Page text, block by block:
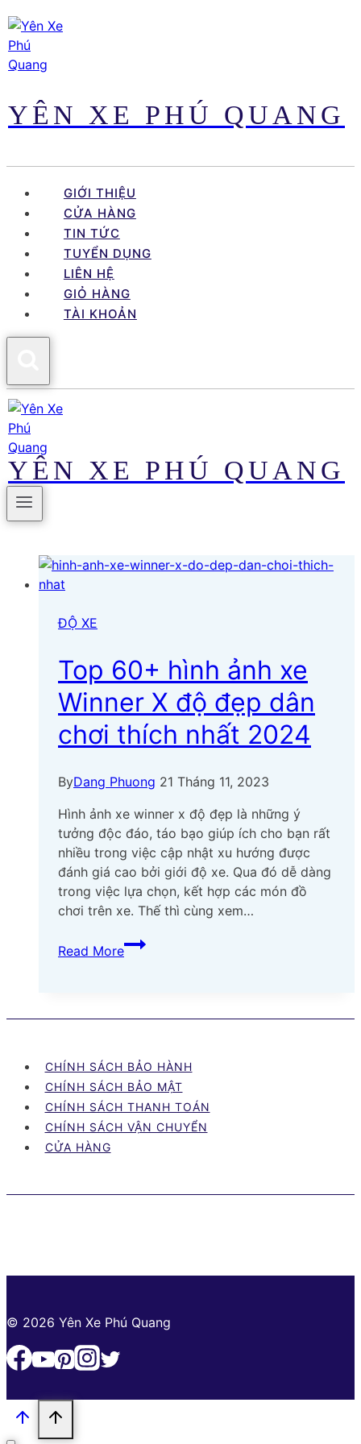
Skip
content
YÊN XE PHÚ QUANG
GIỚI THIỆU
CỬA HÀNG
TIN TỨC
TUYỂN DỤNG
LIÊN HỆ
GIỎ HÀNG
TÀI KHOẢN
YÊN XE PHÚ QUANG
ĐỘ XE
Top 60+ hình ảnh xe
Winner X độ đẹp dân
chơi thích nhất 2024
ByDang Phuong 21 Tháng 11, 2023
Hình ảnh xe winner x độ đẹp là những ý
tưởng độc đáo, táo bạo giúp ích cho bạn rất
nhiều trong việc cập nhật xu hướng được
đánh giá cao bởi giới độ xe. Qua đó dễ dàng
trong việc lựa chọn, kết hợp các món đồ
chơi trên xe. Thế thì cùng xem…
Read More
Top
60+
xe
X
độ
đẹp
dân
chơi
2024
CHÍNH SÁCH BẢO HÀNH
CHÍNH SÁCH BẢO MẬT
CHÍNH SÁCH THANH TOÁN
CHÍNH SÁCH VẬN CHUYỂN
CỬA HÀNG
© 2026 Yên Xe Phú Quang